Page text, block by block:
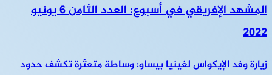
المشهد الإفريقي في أسبوع: العدد الثامن 6 يونيو
2022
زيارة وفد الإيكواس لغينيا بيساو: وساطة متعثّرة تكشف حدود